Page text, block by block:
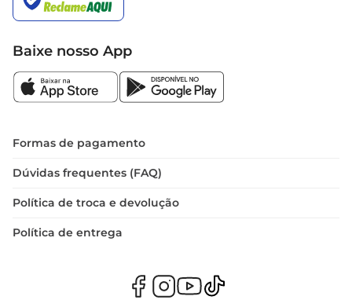
Baixe nosso App
Formas de pagamento
Dúvidas frequentes (FAQ)
Política de troca e devolução
Política de entrega